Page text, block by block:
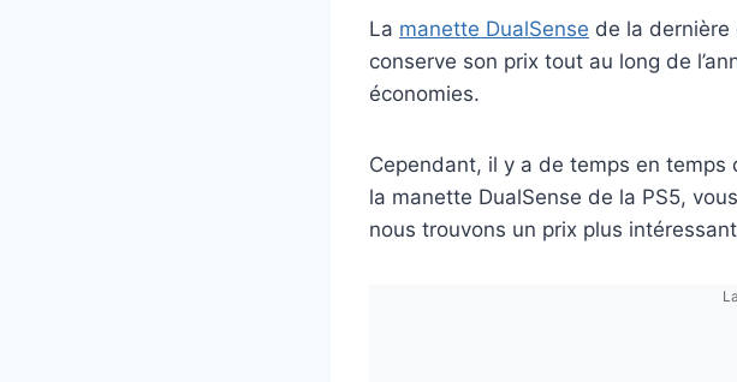
La manette DualSense de la dernière
conserve son prix tout au long de
économies.
Cependant, il y a de temps en
la manette DualSense de la PS5,
nous trouvons un prix plus